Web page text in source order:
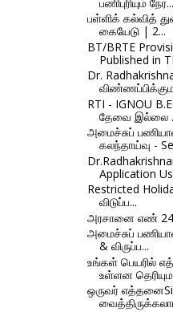
பள்ளிக் கல்வித்
கையேடு | 2...
BT/BRTE
Published in
Dr.
RTI - IGNOU
தேவை இல்லை
அமைச்சுப்
கலந்தாய்வு -
Application
Restricted
விடுப்ப...
அரசானை எண்
அமைச்சுப்
& விருப்ப...
உங்கள் பெயரில்
உள்ளன
ஒருவர்